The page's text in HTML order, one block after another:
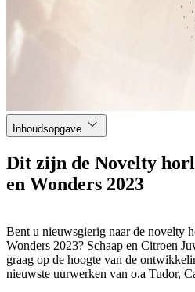
Inhoudsopgave
Dit zijn de Novelty
en Wonders 2023
Bent u nieuwsgierig naar de novelty
Wonders 2023? Schaap en Citroen
graag op de hoogte van de
nieuwste uurwerken van o.a Tudor,